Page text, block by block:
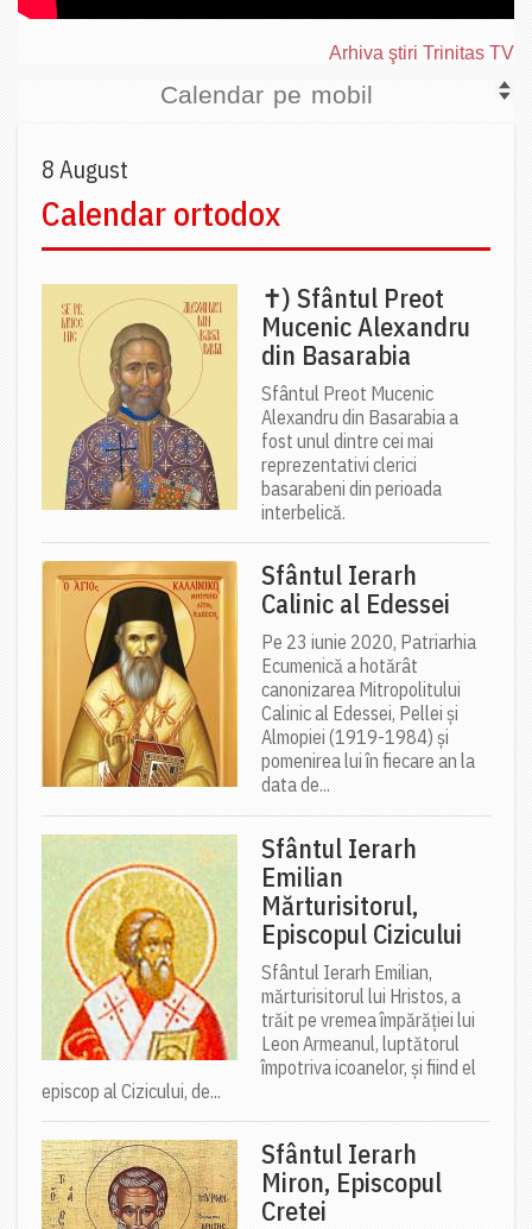
Arhiva ştiri Trinitas TV
Calendar pe mobil
8 August
Calendar ortodox
✝) Sfântul Preot
Mucenic Alexandru
din Basarabia
Sfântul Preot Mucenic
Alexandru din Basarabia a
fost unul dintre cei mai
reprezentativi clerici
basarabeni din perioada
interbelică.
Sfântul Ierarh
Calinic al Edessei
Pe 23 iunie 2020, Patriarhia
Ecumenică a hotărât
canonizarea Mitropolitului
Calinic al Edessei, Pellei și
Almopiei (1919-1984) și
pomenirea lui în fiecare an la
data de...
Sfântul Ierarh
Emilian
Mărturisitorul,
Episcopul Cizicului
Sfântul Ierarh Emilian,
mărturisitorul lui Hristos, a
trăit pe vremea împărăției lui
Leon Armeanul, luptătorul
împotriva icoanelor, și fiind el
episcop al Cizicului, de...
Sfântul Ierarh
Miron, Episcopul
Cretei